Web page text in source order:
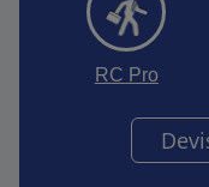
RC Pro